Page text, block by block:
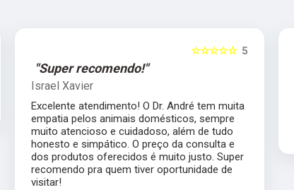
5
☆☆☆☆☆
"Super recomendo!"
Israel Xavier
Excelente atendimento! O Dr. André tem muita
empatia pelos animais domésticos, sempre
muito atencioso e cuidadoso, além de tudo
honesto e simpático. O preço da consulta e
dos produtos oferecidos é muito justo. Super
recomendo pra quem tiver oportunidade de
visitar!